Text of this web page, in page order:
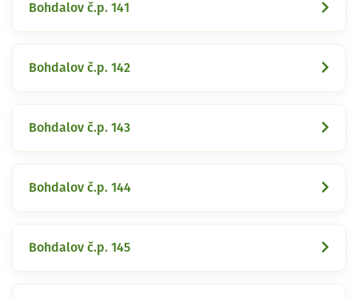
Bohdalov č.p. 141
Bohdalov č.p. 142
Bohdalov č.p. 143
Bohdalov č.p. 144
Bohdalov č.p. 145